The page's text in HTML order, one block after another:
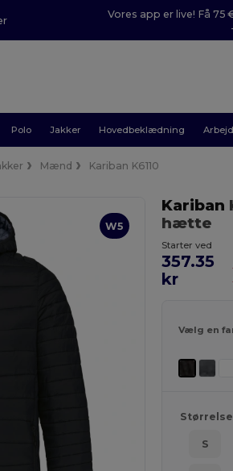
Vores app er live! Få 75
Polo Jakker Hovedbeklædning
Mænd Kariban K6110
W5
Kariban
hætte
Starter ved
357.35
kr
Vælg en
Størrelse
S